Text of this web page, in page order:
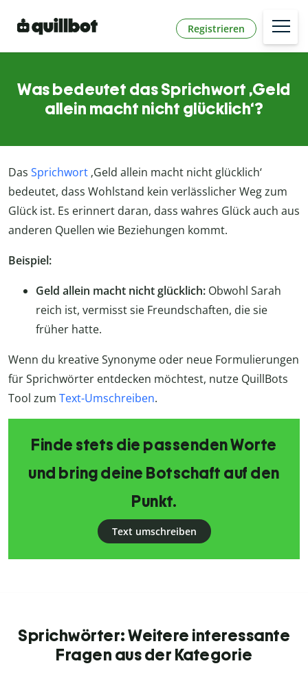
Registrieren
Was bedeutet das Sprichwort ‚Geld
allein macht nicht glücklich‘?
Das Sprichwort ‚Geld allein macht nicht glücklich‘
bedeutet, dass Wohlstand kein verlässlicher Weg zum
Glück ist. Es erinnert daran, dass wahres Glück auch aus
anderen Quellen wie Beziehungen kommt.
Beispiel:
Geld allein macht nicht glücklich: Obwohl Sarah
reich ist, vermisst sie Freundschaften, die sie
früher hatte.
Wenn du kreative Synonyme oder neue Formulierungen
für Sprichwörter entdecken möchtest, nutze QuillBots
Tool zum Text-Umschreiben.
Finde stets die passenden Worte
und bring deine Botschaft auf den
Punkt.
Text umschreiben
Sprichwörter: Weitere interessante
Fragen aus der Kategorie